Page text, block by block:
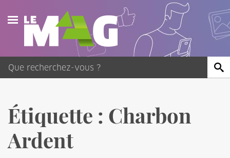
Actualités
Agenda
Vidéos
Contact
Étiquette : Charbon
Ardent